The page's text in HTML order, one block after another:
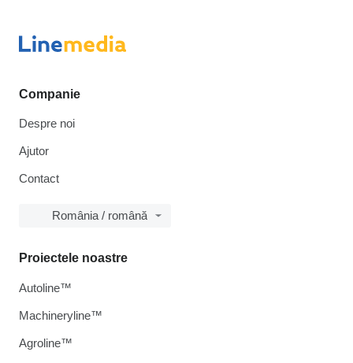
Companie
Despre noi
Ajutor
Contact
România / română
Proiectele noastre
Autoline™
Machineryline™
Agroline™